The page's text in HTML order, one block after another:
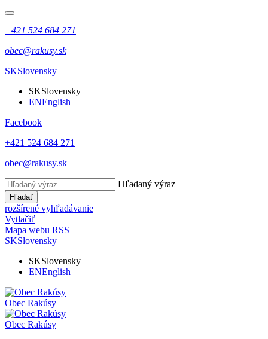
+421 524 684 271
obec@rakusy.sk
SKSlovensky
SKSlovensky
ENEnglish
Facebook
+421 524 684 271
obec@rakusy.sk
Hľadaný výraz
Hľadať
rozšírené vyhľadávanie
Vytlačiť
Mapa webu RSS
SKSlovensky
SKSlovensky
ENEnglish
Obec Rakúsy
Obec Rakúsy